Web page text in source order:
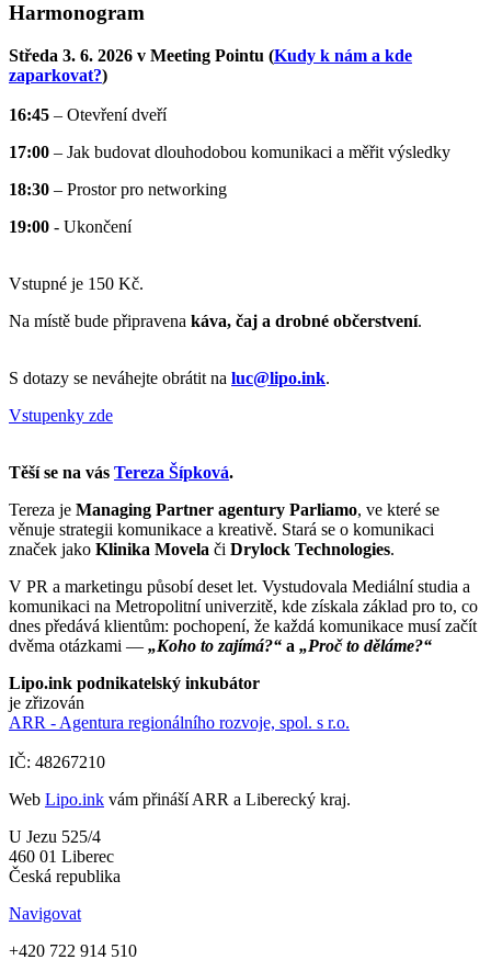
Harmonogram
Středa 3. 6. 2026 v Meeting Pointu (Kudy k nám a kde
zaparkovat?)
16:45 – Otevření dveří
17:00 – Jak budovat dlouhodobou komunikaci a měřit výsledky
18:30 – Prostor pro networking
19:00 - Ukončení
Vstupné je 150 Kč.
Na místě bude připravena káva, čaj a drobné občerstvení.
S dotazy se neváhejte obrátit na luc@lipo.ink.
Vstupenky zde
Těší se na vás Tereza Šípková.
Tereza je Managing Partner agentury Parliamo, ve které se
věnuje strategii komunikace a kreativě. Stará se o komunikaci
značek jako Klinika Movela či Drylock Technologies.
V PR a marketingu působí deset let. Vystudovala Mediální studia a
komunikaci na Metropolitní univerzitě, kde získala základ pro to, co
dnes předává klientům: pochopení, že každá komunikace musí začít
dvěma otázkami — „Koho to zajímá?“ a „Proč to děláme?“
Lipo.ink podnikatelský inkubátor
je zřizován
ARR - Agentura regionálního rozvoje, spol. s r.o.
IČ: 48267210
Web Lipo.ink vám přináší ARR a Liberecký kraj.
U Jezu 525/4
460 01 Liberec
Česká republika
Navigovat
+420 722 914 510